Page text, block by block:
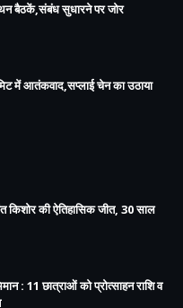
बैठकें,संबंध सुधारने पर जोर
में आतंकवाद,सप्लाई चेन का उठाया
किशोर की ऐतिहासिक जीत, 30 साल
: 11 छात्राओं को प्रोत्साहन राशि व